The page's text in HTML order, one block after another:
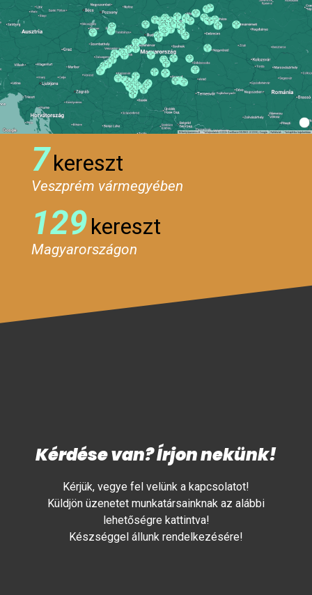
7kereszt
Veszprém vármegyében
129kereszt
Magyarországon
Kérdése van? Írjon nekünk!
Kérjük, vegye fel velünk a kapcsolatot!
Küldjön üzenetet munkatársainknak az alábbi
lehetőségre kattintva!
Készséggel állunk rendelkezésére!